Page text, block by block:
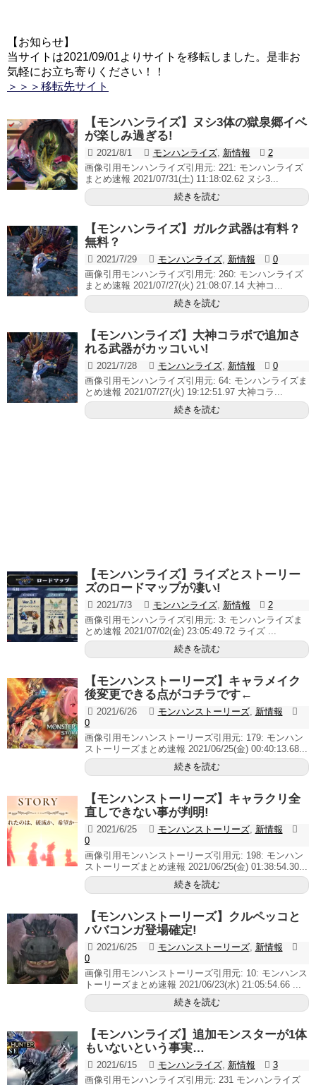
【お知らせ】
当サイトは2021/09/01よりサイトを移転しました。是非お
気軽にお立ち寄りください！！
＞＞＞移転先サイト
【モンハンライズ】ヌシ3体の獄泉郷イベ
が楽しみ過ぎる!
2021/8/1 モンハンライズ, 新情報
2
画像引用モンハンライズ引用元: 221: モンハンライズ
まとめ速報 2021/07/31(土) 11:18:02.62 ヌシ3...
続きを読む
【モンハンライズ】ガルク武器は有料？
無料？
2021/7/29 モンハンライズ, 新情報
0
画像引用モンハンライズ引用元: 260: モンハンライズ
まとめ速報 2021/07/27(火) 21:08:07.14 大神コ...
続きを読む
【モンハンライズ】大神コラボで追加さ
れる武器がカッコいい!
2021/7/28 モンハンライズ, 新情報
0
画像引用モンハンライズ引用元: 64: モンハンライズま
とめ速報 2021/07/27(火) 19:12:51.97 大神コラ...
続きを読む
【モンハンライズ】ライズとストーリー
ズのロードマップが凄い!
2021/7/3 モンハンライズ, 新情報
2
画像引用モンハンライズ引用元: 3: モンハンライズま
とめ速報 2021/07/02(金) 23:05:49.72 ライズ ...
続きを読む
【モンハンストーリーズ】キャラメイク
後変更できる点がコチラです←
2021/6/26 モンハンストーリーズ, 新情報
0
画像引用モンハンストーリーズ引用元: 179: モンハン
ストーリーズまとめ速報 2021/06/25(金) 00:40:13.68...
続きを読む
【モンハンストーリーズ】キャラクリ全
直しできない事が判明!
2021/6/25 モンハンストーリーズ, 新情報
0
画像引用モンハンストーリーズ引用元: 198: モンハン
ストーリーズまとめ速報 2021/06/25(金) 01:38:54.30...
続きを読む
【モンハンストーリーズ】クルペッコと
ババコンガ登場確定!
2021/6/25 モンハンストーリーズ, 新情報
0
画像引用モンハンストーリーズ引用元: 10: モンハンス
トーリーズまとめ速報 2021/06/23(水) 21:05:54.66 ...
続きを読む
【モンハンライズ】追加モンスターが1体
もいないという事実…
2021/6/15 モンハンライズ, 新情報
3
画像引用モンハンライズ引用元: 231 モンハンライズ